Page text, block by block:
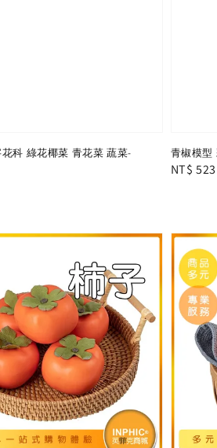
科 綠花椰菜 青花菜 蔬菜-
青椒模型
Regular
NT$ 523